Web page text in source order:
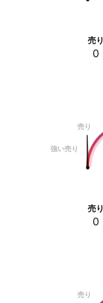
売り
強い売り
売り
0
売り
0
売り